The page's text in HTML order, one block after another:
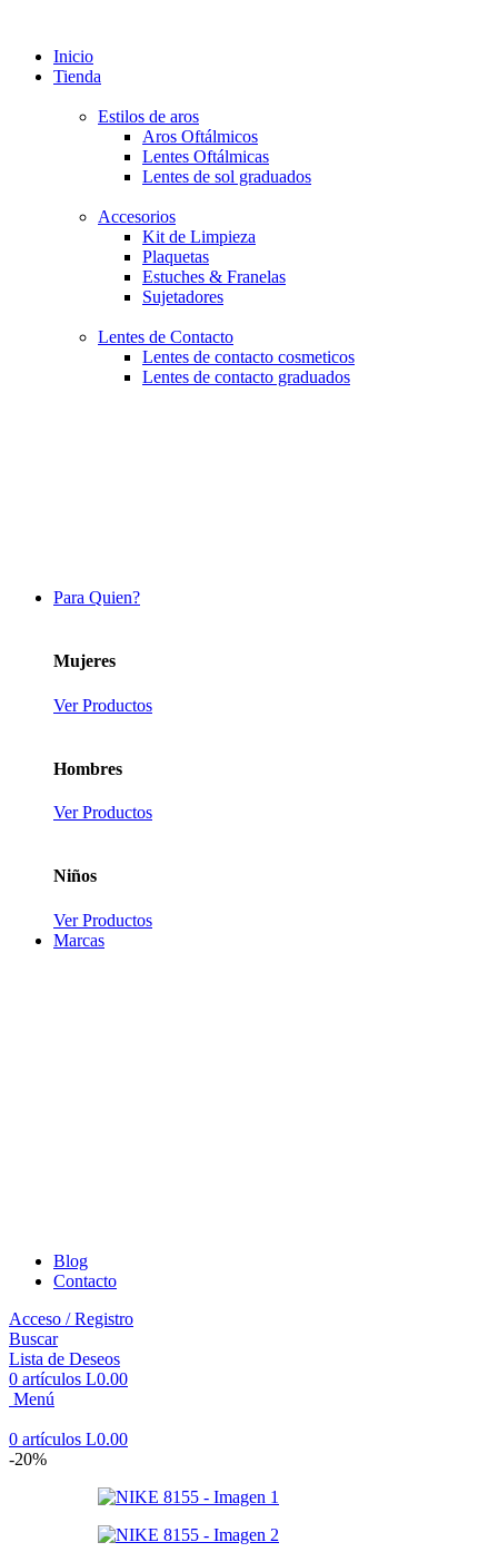
Inicio
Tienda
Estilos de aros
Aros Oftálmicos
Lentes Oftálmicas
Lentes de sol graduados
Accesorios
Kit de Limpieza
Plaquetas
Estuches & Franelas
Sujetadores
Lentes de Contacto
Lentes de contacto cosmeticos
Lentes de contacto graduados
Para Quien?
Mujeres
Ver Productos
Hombres
Ver Productos
Niños
Ver Productos
Marcas
Blog
Contacto
Acceso / Registro
Buscar
Lista de Deseos
0 artículos L0.00
Menú
0 artículos L0.00
-20%